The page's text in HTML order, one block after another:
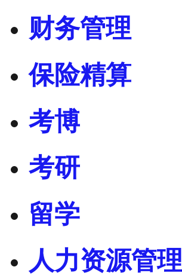
财务管理
保险精算
考博
考研
留学
人力资源管理